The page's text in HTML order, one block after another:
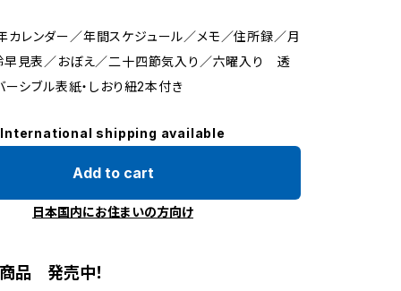
レンダー／年間スケジュール／メモ／住所録／月
早見表／おぼえ／二十四節気入り／六曜入り 透
ーシブル表紙・しおり紐2本付き
International shipping available
Add to cart
日本国内にお住まいの方向け
品 発売中！